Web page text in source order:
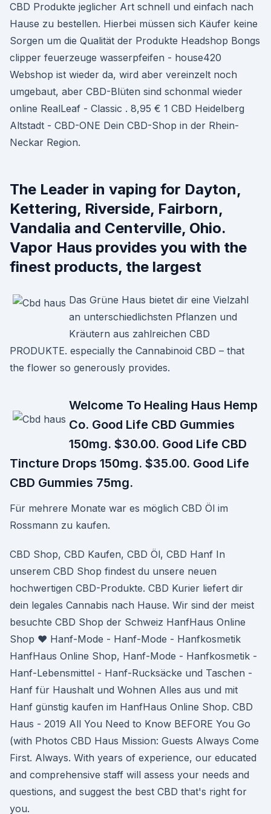
CBD Produkte jeglicher Art schnell und einfach nach
Hause zu bestellen. Hierbei müssen sich Käufer keine
Sorgen um die Qualität der Produkte Headshop Bongs
clipper feuerzeuge wasserpfeifen - house420
Webshop ist wieder da, wird aber vereinzelt noch
umgebaut, aber CBD-Blüten sind schonmal wieder
online RealLeaf - Classic . 8,95 € 1 CBD Heidelberg
Altstadt - CBD-ONE Dein CBD-Shop in der Rhein-
Neckar Region.
The Leader in vaping for Dayton,
Kettering, Riverside, Fairborn,
Vandalia and Centerville, Ohio.
Vapor Haus provides you with the
finest products, the largest
Das Grüne Haus bietet dir eine Vielzahl
an unterschiedlichsten Pflanzen und
Kräutern aus zahlreichen CBD
PRODUKTE. especially the Cannabinoid CBD – that
the flower so generously provides.
Welcome To Healing Haus Hemp
Co. Good Life CBD Gummies
150mg. $30.00. Good Life CBD
Tincture Drops 150mg. $35.00. Good Life
CBD Gummies 75mg.
Für mehrere Monate war es möglich CBD Öl im
Rossmann zu kaufen.
CBD Shop, CBD Kaufen, CBD Öl, CBD Hanf In
unserem CBD Shop findest du unsere neuen
hochwertigen CBD-Produkte. CBD Kurier liefert dir
dein legales Cannabis nach Hause. Wir sind der meist
besuchte CBD Shop der Schweiz HanfHaus Online
Shop ♥ Hanf-Mode - Hanf-Mode - Hanfkosmetik
HanfHaus Online Shop, Hanf-Mode - Hanfkosmetik -
Hanf-Lebensmittel - Hanf-Rucksäcke und Taschen -
Hanf für Haushalt und Wohnen Alles aus und mit
Hanf günstig kaufen im HanfHaus Online Shop. CBD
Haus - 2019 All You Need to Know BEFORE You Go
(with Photos CBD Haus Mission: Guests Always Come
First. Always. With years of experience, our educated
and comprehensive staff will assess your needs and
questions, and suggest the best CBD that's right for
you.